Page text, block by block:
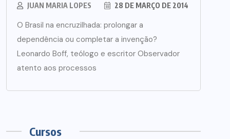
JUAN MARIA LOPES 28 DE MARÇO DE 2014
O Brasil na encruzilhada: prolongar a
dependência ou completar a invenção?
Leonardo Boff, teólogo e escritor Observador
atento aos processos
Cursos